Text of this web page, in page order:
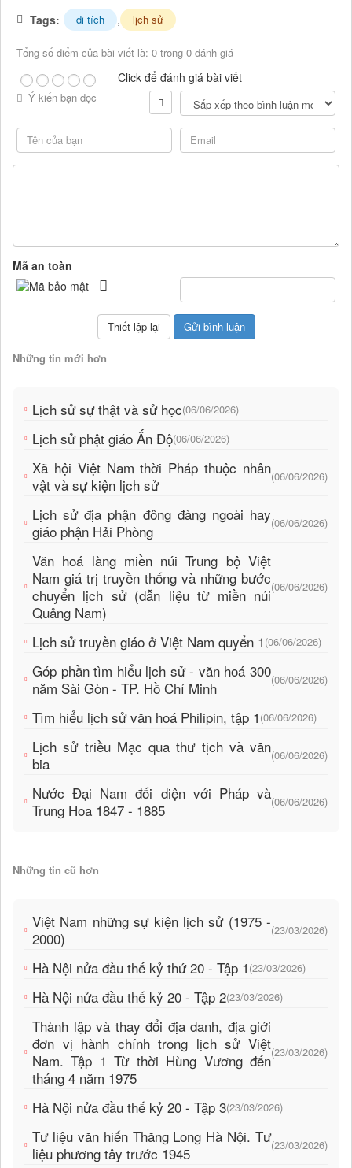
Tags: di tích , lịch sử
Tổng số điểm của bài viết là: 0 trong 0 đánh giá
Click để đánh giá bài viết
Ý kiến bạn đọc
Mã an toàn
Những tin mới hơn
Lịch sử sự thật và sử học(06/06/2026)
Lịch sử phật giáo Ấn Độ(06/06/2026)
Xã hội Việt Nam thời Pháp thuộc nhân
vật và sự kiện lịch sử
(06/06/2026)
Lịch sử địa phận đông đàng ngoài hay
giáo phận Hải Phòng
(06/06/2026)
Văn hoá làng miền núi Trung bộ Việt
Nam giá trị truyền thống và những bước
chuyển lịch sử (dẫn liệu từ miền núi
Quảng Nam)
(06/06/2026)
Lịch sử truyền giáo ở Việt Nam quyển 1 (06/06/2026)
Góp phần tìm hiểu lịch sử - văn hoá 300
năm Sài Gòn - TP. Hồ Chí Minh
(06/06/2026)
Tìm hiểu lịch sử văn hoá Philipin, tập 1 (06/06/2026)
Lịch sử triều Mạc qua thư tịch và văn
bia
(06/06/2026)
Nước Đại Nam đối diện với Pháp và
Trung Hoa 1847 - 1885
(06/06/2026)
Những tin cũ hơn
Việt Nam những sự kiện lịch sử (1975 -
2000)
(23/03/2026)
Hà Nội nửa đầu thế kỷ thứ 20 - Tập 1 (23/03/2026)
Hà Nội nửa đầu thế kỷ 20 - Tập 2(23/03/2026)
Thành lập và thay đổi địa danh, địa giới
đơn vị hành chính trong lịch sử Việt
Nam. Tập 1 Từ thời Hùng Vương đến
tháng 4 năm 1975
(23/03/2026)
Hà Nội nửa đầu thế kỷ 20 - Tập 3(23/03/2026)
Tư liệu văn hiến Thăng Long Hà Nội. Tư
liệu phương tây trước 1945
(23/03/2026)